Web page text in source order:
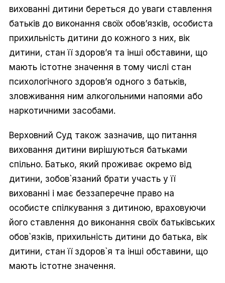
вихованні дитини береться до уваги ставлення
батьків до виконання своїх обов’язків, особиста
прихильність дитини до кожного з них, вік
дитини, стан її здоров’я та інші обставини, що
мають істотне значення в тому числі стан
психологічного здоров’я одного з батьків,
зловживання ним алкогольними напоями або
наркотичними засобами.
Верховний Суд також зазначив, що питання
виховання дитини вирішуються батьками
спільно. Батько, який проживає окремо від
дитини, зобов`язаний брати участь у її
вихованні і має беззаперечне право на
особисте спілкування з дитиною, враховуючи
його ставлення до виконання своїх батьківських
обов`язків, прихильність дитини до батька, вік
дитини, стан її здоров`я та інші обставини, що
мають істотне значення.